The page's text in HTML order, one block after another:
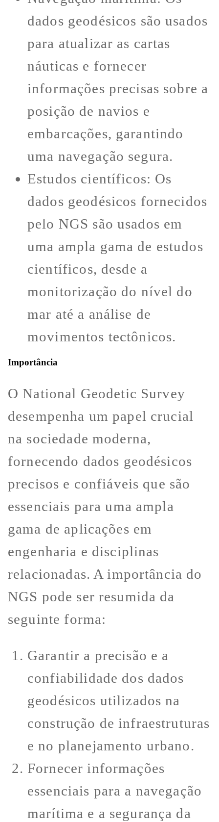
dados geodésicos são usados
para atualizar as cartas
náuticas e fornecer
informações precisas sobre a
posição de navios e
embarcações, garantindo
uma navegação segura.
Estudos científicos: Os
dados geodésicos fornecidos
pelo NGS são usados em
uma ampla gama de estudos
científicos, desde a
monitorização do nível do
mar até a análise de
movimentos tectônicos.
Importância
O National Geodetic Survey
desempenha um papel crucial
na sociedade moderna,
fornecendo dados geodésicos
precisos e confiáveis que são
essenciais para uma ampla
gama de aplicações em
engenharia e disciplinas
relacionadas. A importância do
NGS pode ser resumida da
seguinte forma:
Garantir a precisão e a
confiabilidade dos dados
geodésicos utilizados na
construção de infraestruturas
e no planejamento urbano.
Fornecer informações
essenciais para a navegação
marítima e a segurança da